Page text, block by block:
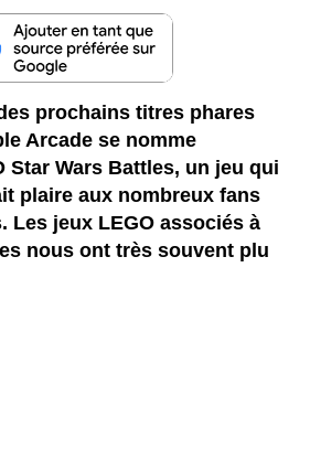
prochains titres phares
Arcade se nomme
Star Wars Battles, un jeu qui
plaire aux nombreux fans
Les jeux LEGO associés à
nous ont très souvent plu